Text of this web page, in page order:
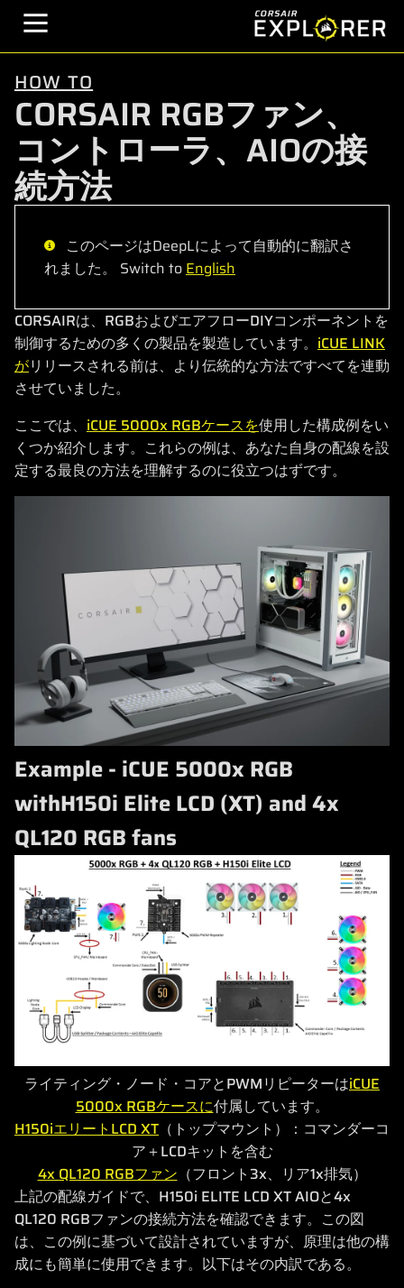
HOW TO
CORSAIR RGBファン、
コントローラ、AIOの接
続方法
このページはDeepLによって自動的に翻訳さ
れました。 Switch toEnglish
CORSAIRは、RGBおよびエアフローDIYコンポーネントを
制御するための多くの製品を製造しています。 iCUE LINK
がリリースされる前は、より伝統的な方法ですべてを連動
させていました。
ここでは、 iCUE 5000x RGBケースを使用した構成例をい
くつか紹介します。これらの例は、あなた自身の配線を設
定する最良の方法を理解するのに役立つはずです。
Example - iCUE 5000x RGB
withH150i Elite LCD (XT) and 4x
QL120 RGB fans
ライティング・ノード・コアとPWMリピーターはiCUE
5000x RGBケースに付属しています。
H150iエリートLCD XT （トップマウント）：コマンダーコ
ア＋LCDキットを含む
4x QL120 RGBファン （フロント3x、リア1x排気）
上記の配線ガイドで、H150i ELITE LCD XT AIOと4x
QL120 RGBファンの接続方法を確認できます。この図
は、この例に基づいて設計されていますが、原理は他の構
成にも簡単に使用できます。以下はその内訳である。